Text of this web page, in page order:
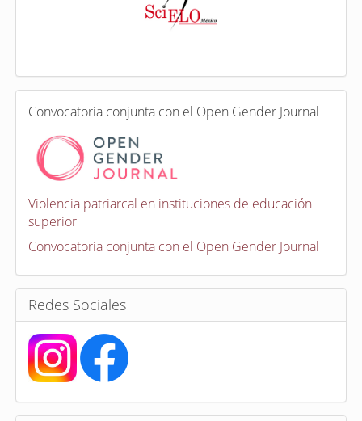
a
e
n
C
o
o
a
t
o
r
a
s
Convocatoria conjunta con el Open Gender Journal
Violencia patriarcal en instituciones de educación
superior
Convocatoria conjunta con el Open Gender Journal
Redes Sociales